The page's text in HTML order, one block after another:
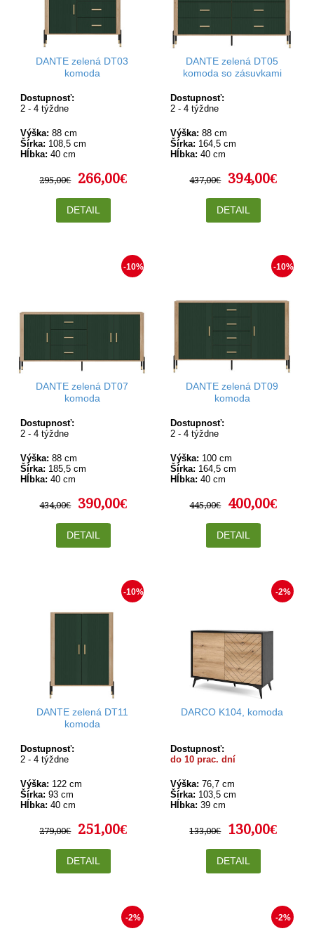
DANTE zelená DT03
komoda
Dostupnosť:
2 - 4 týždne
Výška: 88 cm
Šírka: 108,5 cm
Hĺbka: 40 cm
295,00€ 266,00€
DETAIL
DANTE zelená DT05
komoda so zásuvkami
Dostupnosť:
2 - 4 týždne
Výška: 88 cm
Šírka: 164,5 cm
Hĺbka: 40 cm
437,00€ 394,00€
DETAIL
-10%
DANTE zelená DT07
komoda
Dostupnosť:
2 - 4 týždne
Výška: 88 cm
Šírka: 185,5 cm
Hĺbka: 40 cm
434,00€ 390,00€
DETAIL
-10%
DANTE zelená DT09
komoda
Dostupnosť:
2 - 4 týždne
Výška: 100 cm
Šírka: 164,5 cm
Hĺbka: 40 cm
445,00€ 400,00€
DETAIL
-10%
DANTE zelená DT11
komoda
Dostupnosť:
2 - 4 týždne
Výška: 122 cm
Šírka: 93 cm
Hĺbka: 40 cm
279,00€ 251,00€
DETAIL
-2%
DARCO K104, komoda
Dostupnosť:
do 10 prac. dní
Výška: 76,7 cm
Šírka: 103,5 cm
Hĺbka: 39 cm
133,00€ 130,00€
DETAIL
-2% -2%